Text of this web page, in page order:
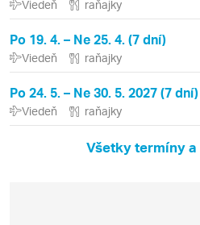
Viedeň raňajky
Po 19. 4. – Ne 25. 4. (7 dní)
Viedeň raňajky
Po 24. 5. – Ne 30. 5. 2027 (7 dní)
Viedeň raňajky
Všetky termíny a